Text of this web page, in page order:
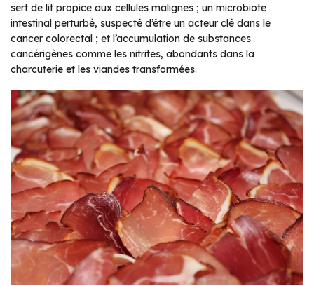
sert de lit propice aux cellules malignes ; un microbiote
intestinal perturbé, suspecté d’être un acteur clé dans le
cancer colorectal ; et l’accumulation de substances
cancérigènes comme les nitrites, abondants dans la
charcuterie et les viandes transformées.